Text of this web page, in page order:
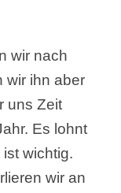
wir nach
wir ihn aber
uns Zeit
Es lohnt
wichtig.
wir an